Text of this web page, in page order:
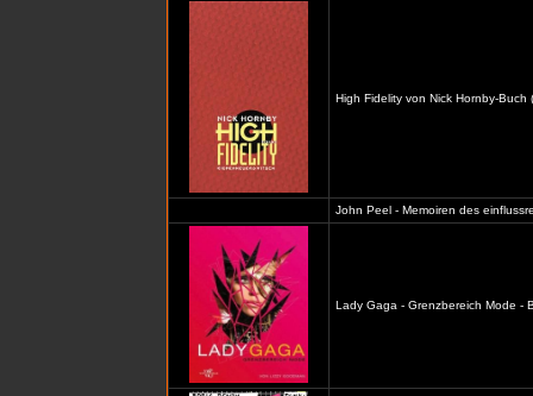
High Fidelity von Nick Hornby-Buch
John Peel - Memoiren des
Lady Gaga - Grenzbereich Mode -